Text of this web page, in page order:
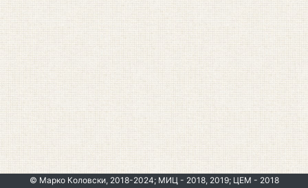
© Марко Коловски, 2018-2024; МИЦ - 2018, 2019; ЦЕМ - 2018